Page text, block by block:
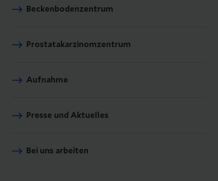
Beckenbodenzentrum
Prostatakarzinomzentrum
Aufnahme
Presse und Aktuelles
Bei uns arbeiten